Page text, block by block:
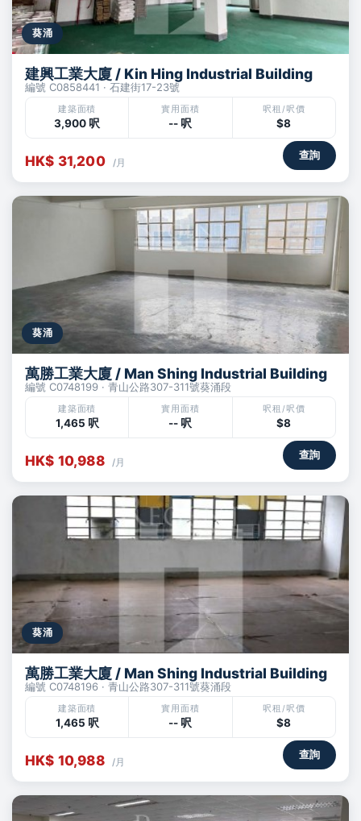
葵涌
建興工業大廈 / Kin Hing Industrial Building
編號 C0858441 · 石建街17-23號
建築面積
3,900 呎
實用面積
-- 呎
呎租/呎價
$8
HK$ 31,200 /月
查詢
葵涌
萬勝工業大廈 / Man Shing Industrial Building
編號 C0748199 · 青山公路307-311號葵涌段
建築面積
1,465 呎
實用面積
-- 呎
呎租/呎價
$8
HK$ 10,988 /月
查詢
葵涌
萬勝工業大廈 / Man Shing Industrial Building
編號 C0748196 · 青山公路307-311號葵涌段
建築面積
1,465 呎
實用面積
-- 呎
呎租/呎價
$8
HK$ 10,988 /月
查詢